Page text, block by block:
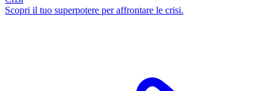
Scopri il tuo superpotere per affrontare le crisi.